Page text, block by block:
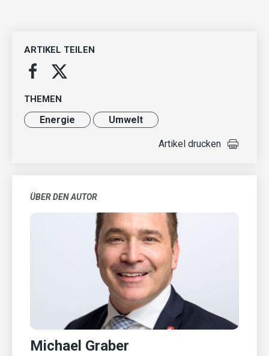
ARTIKEL TEILEN
THEMEN
Energie Umwelt
Artikel drucken
ÜBER DEN AUTOR
Michael Graber